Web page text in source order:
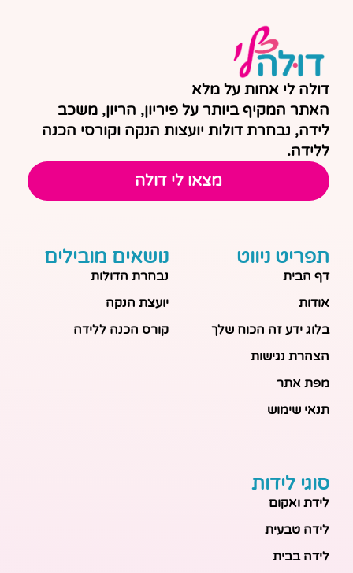
דולה לי אחות על מלא
האתר המקיף ביותר על פיריון, הריון, משכב
לידה, נבחרת דולות יועצות הנקה וקורסי הכנה
ללידה.
מצאו לי דולה
תפריט ניווט
דף הבית
אודות
בלוג ידע זה הכוח שלך
הצהרת נגישות
מפת אתר
תנאי שימוש
נושאים מובילים
נבחרת הדולות
יועצת הנקה
קורס הכנה ללידה
סוגי לידות
לידת ואקום
לידה טבעית
לידה בבית